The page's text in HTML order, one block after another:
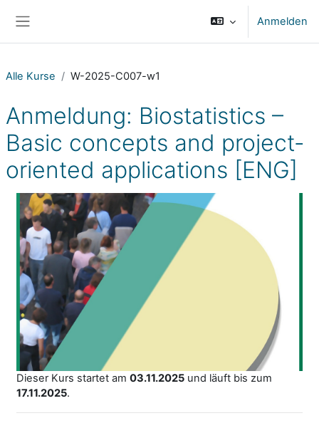
Anmelden
Alle Kurse W-2025-C007-w1
Anmeldung: Biostatistics –
Basic concepts and project-
oriented applications [ENG]
Dieser Kurs startet am 03.11.2025 und läuft bis zum
17.11.2025.